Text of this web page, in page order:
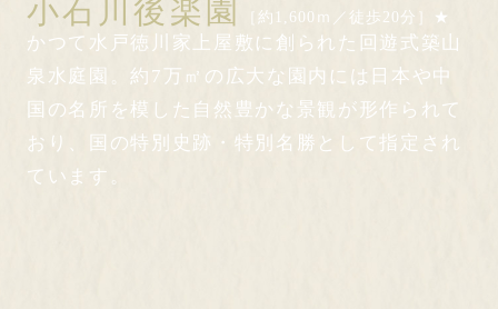
小石川後楽園 ［約1,600ｍ／徒歩20分］★
かつて水戸徳川家上屋敷に創られた回遊式築山
泉水庭園。約7万㎡の広大な園内には日本や中
国の名所を模した自然豊かな景観が形作られて
おり、国の特別史跡・特別名勝として指定され
ています。